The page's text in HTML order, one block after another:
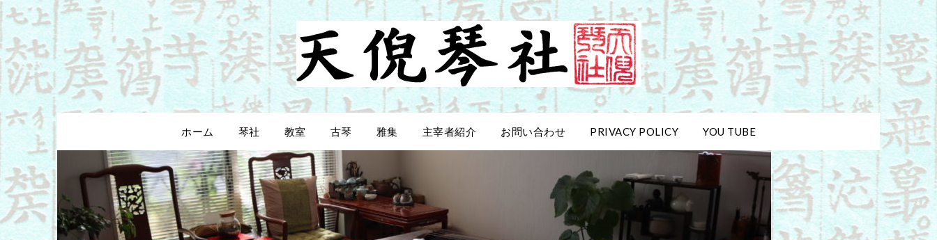
Skip
content
ホーム 琴社 教室 古琴 雅集 主宰者紹介 お問い合わせ PRIVACY POLICY YOU TUBE